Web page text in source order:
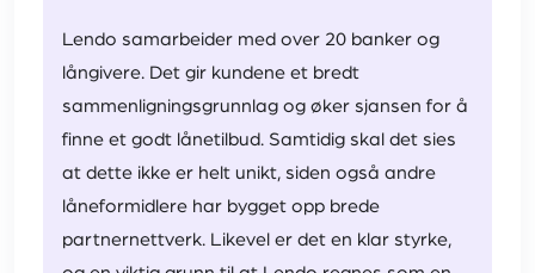
Lendo samarbeider med over 20 banker og
långivere. Det gir kundene et bredt
sammenligningsgrunnlag og øker sjansen for å
finne et godt lånetilbud. Samtidig skal det sies
at dette ikke er helt unikt, siden også andre
låneformidlere har bygget opp brede
partnernettverk. Likevel er det en klar styrke,